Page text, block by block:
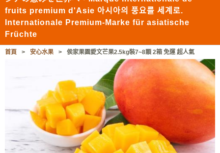
fruits premium d'Asie 아시아의 풍요를 세계로.
Internationale Premium-Marke für asiatische
Früchte
首頁 > 安心水果 > 侯家果園愛文芒果2.5kg裝7~8顆 2箱 免運 超人氣